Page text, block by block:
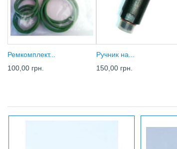
Ремкомплект...
100,00 грн.
Ручник на...
150,00 грн.